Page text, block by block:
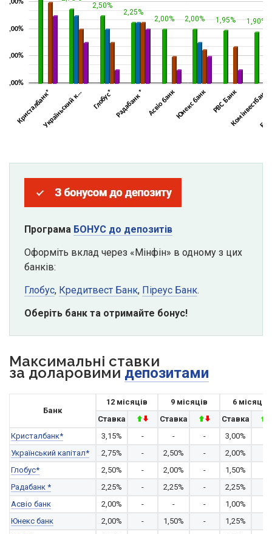
Програма БОНУС до депозитів
Оформіть вклад через «Мінфін» в одному з цих
банків:
Глобус, Кредитвест Банк, Піреус Банк.
Оберіть банк та отримайте бонус!
Максимальні ставки
за доларовими депозитами
Банк
12 місяців 9 місяців
6 місяців
Ставка
Ставка
Ставка
Кристалбанк*
3,15% - - - 3,00%
Український капітал*
2,75% - 2,50% - 2,00%
Глобус*
2,50% - 2,00% - 1,50%
Радабанк *
2,25% - 2,25% - 2,25%
Асвіо банк
2,00% - - - 1,00%
Юнекс банк
2,00% - 1,50% - 1,25%